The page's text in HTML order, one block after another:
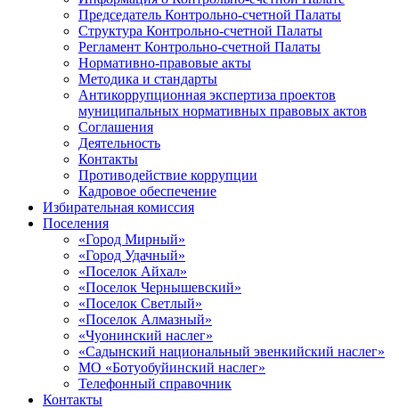
Председатель Контрольно-счетной Палаты
Структура Контрольно-счетной Палаты
Регламент Контрольно-счетной Палаты
Нормативно-правовые акты
Методика и стандарты
Антикоррупционная экспертиза проектов
муниципальных нормативных правовых актов
Соглашения
Деятельность
Контакты
Противодействие коррупции
Кадровое обеспечение
Избирательная комиссия
Поселения
«Город Мирный»
«Город Удачный»
«Поселок Айхал»
«Поселок Чернышевский»
«Поселок Светлый»
«Поселок Алмазный»
«Чуонинский наслег»
«Садынский национальный эвенкийский наслег»
МО «Ботуобуйинский наслег»
Телефонный справочник
Контакты